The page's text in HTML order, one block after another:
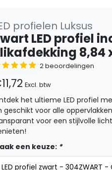
profielen Luksus
LED profiel
8,84
2 beoordelingen
Excl. btw
het ultieme LED profiel
geschikt voor alle
voor een stijlvolle
een keuze: *